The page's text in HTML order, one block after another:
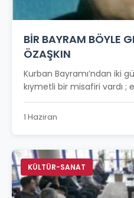
BİR BAYRAM BÖYLE
ÖZAŞKIN
Kurban Bayramı’ndan iki
kıymetli bir misafiri vardı ;
1 Haziran
KÜLTÜR-SANAT